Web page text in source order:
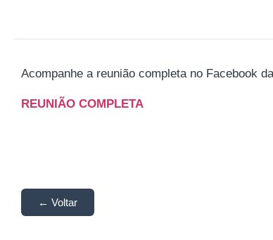
Acompanhe a reunião completa no Facebook
REUNIÃO COMPLETA
← Voltar